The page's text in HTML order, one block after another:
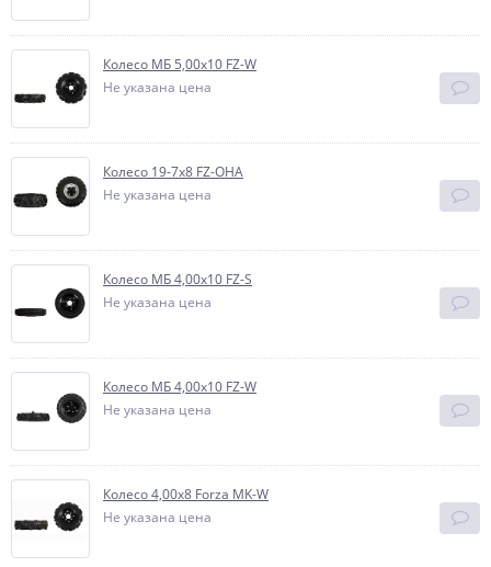
Колесо МБ 5,00х10 FZ-W
Не указана цена
Колесо 19-7х8 FZ-OHA
Не указана цена
Колесо МБ 4,00х10 FZ-S
Не указана цена
Колесо МБ 4,00х10 FZ-W
Не указана цена
Колесо 4,00х8 Forza MK-W
Не указана цена